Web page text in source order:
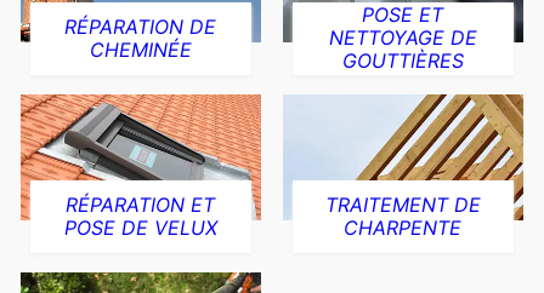
RÉPARATION DE
CHEMINÉE
POSE ET
NETTOYAGE DE
GOUTTIÈRES
RÉPARATION ET
POSE DE VELUX
TRAITEMENT DE
CHARPENTE